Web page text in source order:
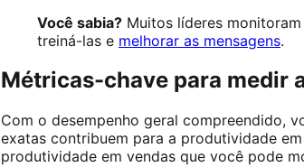
Você sabia? Muitos líderes
treiná-las e melhorar as mensagens.
Métricas-chave para medir
Com o desempenho geral compreendido,
exatas contribuem para a produtividade
produtividade em vendas que você pode